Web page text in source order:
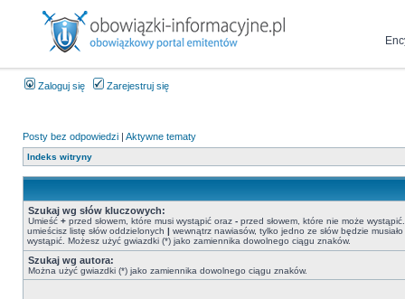
Zaloguj się Zarejestruj się
Posty bez odpowiedzi | Aktywne tematy
Indeks witryny
Szukaj wg słów kluczowych:
Umieść + przed słowem, które musi wystąpić oraz - przed słowem, które nie może
umieścisz listę słów oddzielonych | wewnątrz nawiasów, tylko jedno ze słów będzie musiało
wystąpić. Możesz użyć gwiazdki (*) jako zamiennika dowolnego ciągu znaków.
Szukaj wg autora:
Można użyć gwiazdki (*) jako zamiennika dowolnego ciągu znaków.